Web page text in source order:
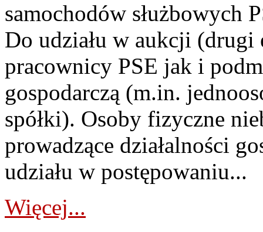
samochodów służbowych
Do udziału w aukcji (drugi
pracownicy PSE jak i
gospodarczą (m.in.
spółki). Osoby fizyczne
prowadzące działalności
udziału w postępowaniu...
Więcej...